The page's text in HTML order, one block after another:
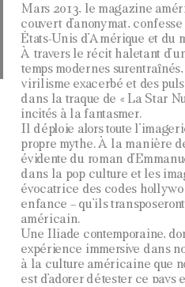
Mars 2013, le magazine
couvert d’anonymat,
États-Unis d’Amérique et du
À travers le récit haletant
temps modernes
virilisme exacerbé et des
dans la traque de « La Star
incités à la fantasmer.
Il déploie alors toute
propre mythe. À la manière
évidente du roman
dans la pop culture et les
évocatrice des codes
enfance – qu’ils
américain.
Une Iliade contemporaine,
expérience immersive dans
à la culture américaine que
est d’adorer détester ce pays